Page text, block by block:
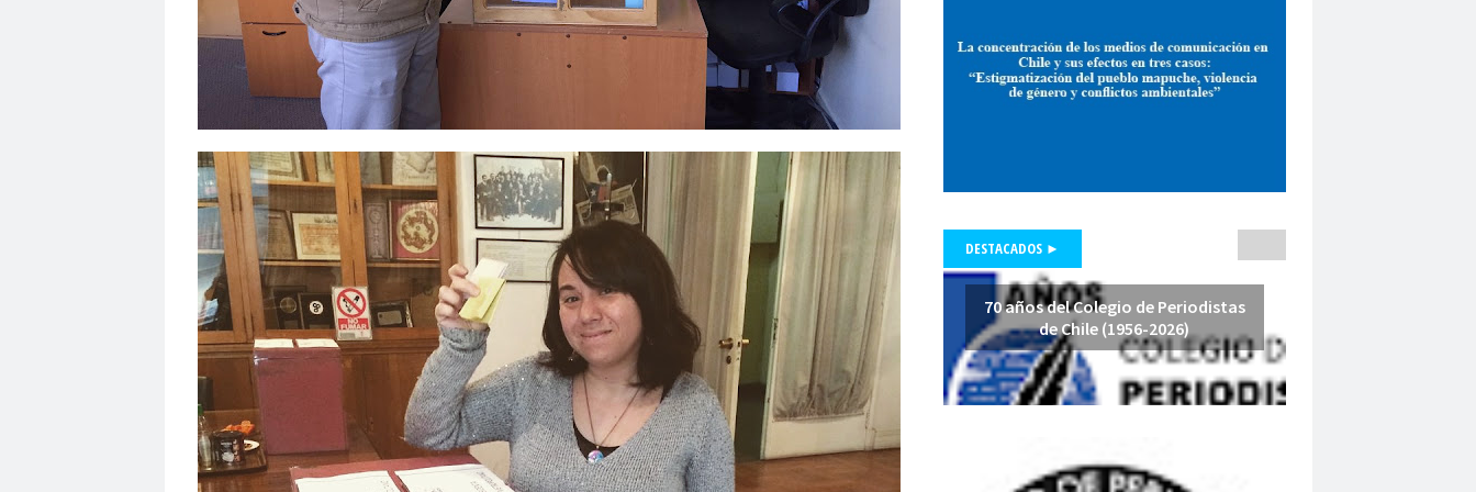
Patricio Zamorano
Patrico Llerena Paulina de Allende-Salazar paz Pedro Aguilera Pedro Aguilera Flores
Periodismo con Historia - Biografías
Periodismo con Historia - Crónicas Periodismo con Historia - Galerías
periodismo de investigación
Periodismo Internacional: La Globalización en los Tiempos de la Cólera
periodista periodistas
Periodistas y Comunicadores Organizados de Chile
Perú Piñera plebiscito vinculante pluralismo
premio raquel correa
Premio Right Livelihood prensa prensa detenida Presidencia de la República
presidenta Consejo Metropolitano
Presidenta del Colegio de Periodistas presidenta del Colegio de Periodistas de Chile
Presidente de la República de Chile
Presidente Piñera proceso constrituyente Profesionales de la prensa
Protección a las y los periodistas y comunicadores
protección a periodistas y comunicadores protestas protestas masivas
proyecto de ley
Proyecto de Resolución
Publicaciones del Colegio pucón pueblos origniarios Puerta del Sol de Madrid Punta Arenas querella
Radio Cooperativa
Rafael Urrejola
Ramón Reyes Ramón Reyes Arancibia rating Rector Rector Universidad Católica del Norte
Red de Investigación Latinoamericana
Red de Investigadoras/es en Educación Chilena
Red de Periodistas Feministas
Red de Periodistas Feministas de América Latina y el Caribe
Red de Periodistas y Comunicadores Migrantes
Red Internacional de Periodistas con Visión de Género redes sociales
Región de América Latina y el Caribe
Región de Magallanes
regional Antofagasta Regional Aysén Regional Bío Bío Regional de Los Ríos
regional Magallanes
Regional Osorno Regional Valparaiso Regional Valparaíso Regional Valparaíso. El Mercurio de Valparaíso Regiones
DESTACADOS ►
70 años del Colegio de Periodistas
de Chile (1956-2026)